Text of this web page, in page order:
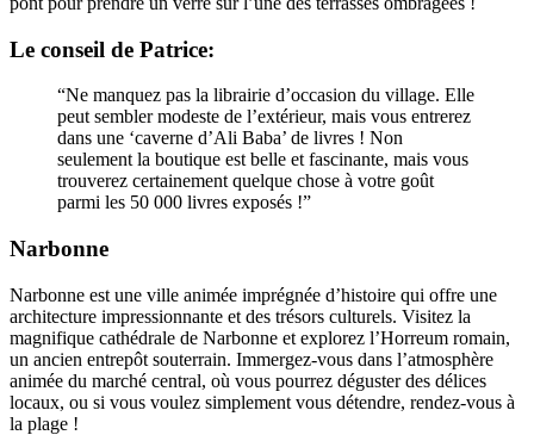
Le conseil de Patrice:
“Ne manquez pas la librairie d’occasion du village. Elle
peut sembler modeste de l’extérieur, mais vous entrerez
dans une ‘caverne d’Ali Baba’ de livres ! Non
seulement la boutique est belle et fascinante, mais vous
trouverez certainement quelque chose à votre goût
parmi les 50 000 livres exposés !”
Narbonne
Narbonne est une ville animée imprégnée d’histoire qui offre une
architecture impressionnante et des trésors culturels. Visitez la
magnifique cathédrale de Narbonne et explorez l’Horreum romain,
un ancien entrepôt souterrain. Immergez-vous dans l’atmosphère
animée du marché central, où vous pourrez déguster des délices
locaux, ou si vous voulez simplement vous détendre, rendez-vous à
la plage !